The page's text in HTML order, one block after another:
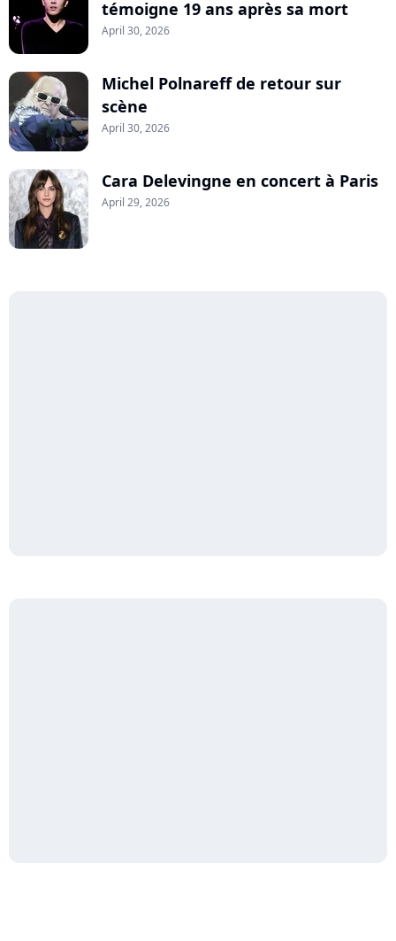
témoigne 19 ans après sa mort
April 30, 2026
Michel Polnareff de retour sur
scène
April 30, 2026
Cara Delevingne en concert à Paris
April 29, 2026